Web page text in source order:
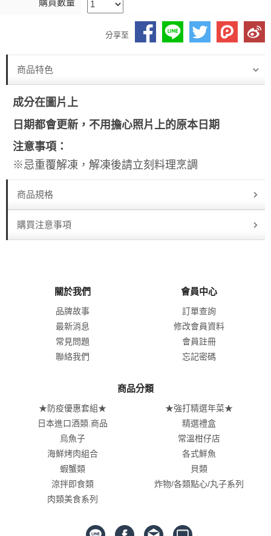
購買數量
分享至
商品特色
成分在圖片上
日期都會更新，不用擔心照片上的原本日期
注意事項：
※忌重覆解凍，解凍後請立刻料理烹調
商品規格
購買注意事項
關於我們
品牌故事
最新消息
常見問題
聯絡我們
會員中心
訂單查詢
修改會員資料
會員註冊
忘記密碼
商品分類
★防疫優惠套組★
★強打精選年菜★
日本進口酒類.商品
精選禮盒
烏魚子
常溫柑仔店
海鮮烤肉組合
各式鮮魚
蝦蟹類
貝類
涼拌即食類
炸物/各類點心/丸子系列
肉類美食系列